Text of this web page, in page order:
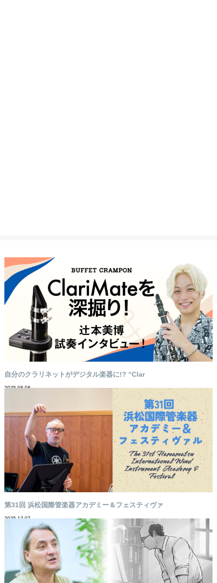
自分のクラリネットがデジタル楽器に!? “Clar
2025-08-08
第31回 浜松国際管楽器アカデミー＆フェスティヴァ
2025-12-07